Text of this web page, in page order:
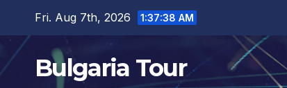
content
Fri. Aug 7th, 2026 1:37:39 AM
Bulgaria Tour